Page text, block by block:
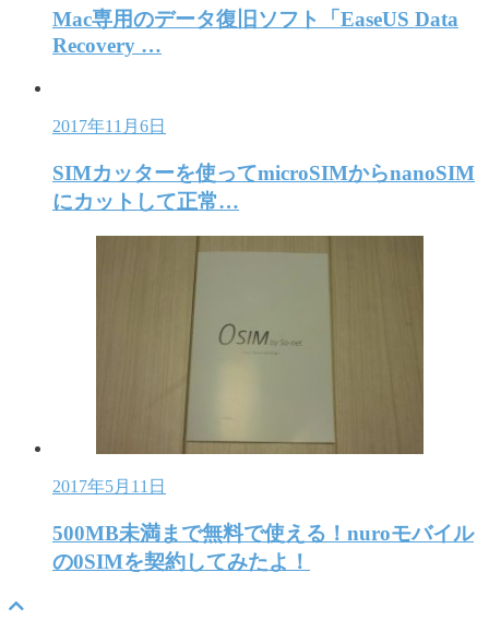
Mac専用のデータ復旧ソフト「EaseUS Data
Recovery …
2017年11月6日
SIMカッターを使ってmicroSIMからnanoSIM
にカットして正常…
2017年5月11日
500MB未満まで無料で使える！nuroモバイル
の0SIMを契約してみたよ！